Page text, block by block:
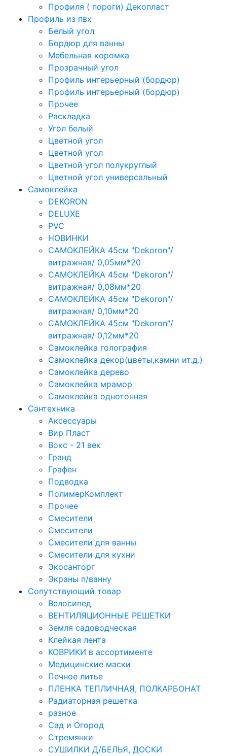
Профиля ( пороги) Декопласт
Профиль из пвх
Белый угол
Бордюр для ванны
Мебельная коромка
Прозрачный угол
Профиль интерьерный (бордюр)
Профиль интерьерный (бордюр)
Прочее
Раскладка
Угол белый
Цветной угол
Цветной угол
Цветной угол полукруглый
Цветной угол универсальный
Самоклейка
DEKORON
DELUXE
PVC
НОВИНКИ
САМОКЛЕЙКА 45см "Dekoron"/
витражная/ 0,05мм*20
САМОКЛЕЙКА 45см "Dekoron"/
витражная/ 0,08мм*20
САМОКЛЕЙКА 45см "Dekoron"/
витражная/ 0,10мм*20
САМОКЛЕЙКА 45см "Dekoron"/
витражная/ 0,12мм*20
Самоклейка голография
Самоклейка декор(цветы,камни ит.д.)
Самоклейка дерево
Самоклейка мрамор
Самоклейка однотонная
Сантехника
Аксессуары
Вир Пласт
Вокс - 21 век
Гранд
Графен
Подводка
ПолимерКомплект
Прочее
Смесители
Смесители
Смесители для ванны
Смесители для кухни
Экосанторг
Экраны п/ванну
Сопутствующий товар
Велосипед
ВЕНТИЛЯЦИОННЫЕ РЕШЕТКИ
Земля садоводческая
Клейкая лента
КОВРИКИ в ассортименте
Медицинские маски
Печное литье
ПЛЕНКА ТЕПЛИЧНАЯ, ПОЛКАРБОНАТ
Радиаторная решетка
разное
Сад и Огород
Стремянки
СУШИЛКИ Д/БЕЛЬЯ, ДОСКИ